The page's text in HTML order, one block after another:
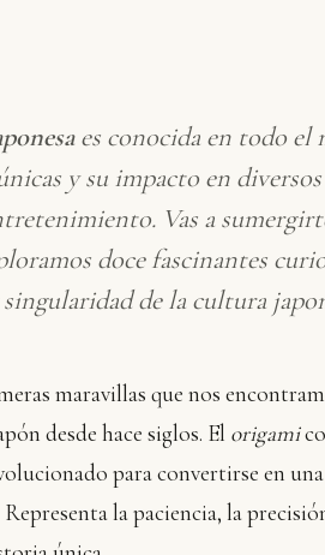
es conocida en todo el
y su impacto en
Vas a
doce fascinantes
de la cultura
maravillas que nos
desde hace siglos. El origami
para convertirse en
la paciencia, la